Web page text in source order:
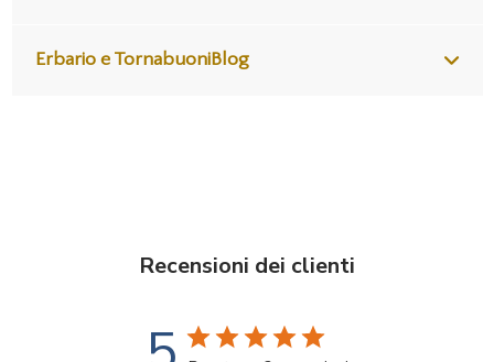
Erbario e TornabuoniBlog
Recensioni dei clienti